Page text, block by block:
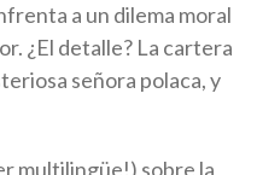
a un dilema moral
¿El detalle? La cartera
señora polaca, y
multilingüe!) sobre la